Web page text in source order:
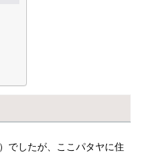
でしたが、ここパタヤに住